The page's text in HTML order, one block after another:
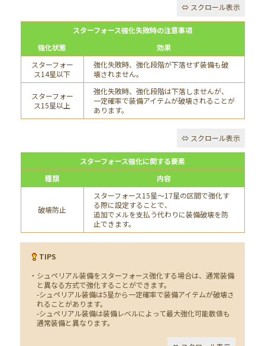
スターフォース強化失敗時の注意事項
強化状態
効果
スターフォー
ス14星以下
強化失敗時、強化段階が下落せず装備も破
壊されません。
スターフォー
ス15星以上
強化失敗時、強化段階は下落しませんが、
一定確率で装備アイテムが破壊されることが
あります。
スターフォース強化に関する要素
種類
内容
破壊防止
スターフォース15星～17星の区間で強化す
る際に設定することで、
追加でメルを支払う代わりに装備破壊を防
止できます。
TIPS
・シュペリアル装備をスターフォース強化する場合は、通常装備
と異なる方式で強化することができます。
-シュペリアル装備は5星から一定確率で装備アイテムが破壊さ
れることがあります。
-シュペリアル装備は装備レベルによって最大強化可能数値も
通常装備と異なります。